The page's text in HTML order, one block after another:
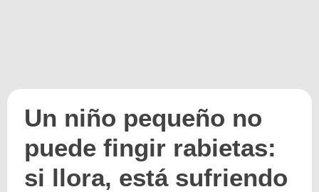
Un niño pequeño no
puede fingir rabietas:
si llora, está sufriendo